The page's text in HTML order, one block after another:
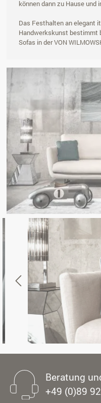
können dann zu Hause und
Das Festhalten an elegant
Handwerkskunst bestimmt
Sofas in der VON
Beratung
+49 (0)89